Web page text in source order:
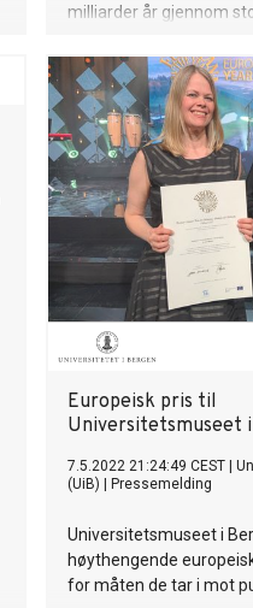
milliarder år gjennom
Steinhagen er
oppdage steinenes
sanser og bevegelse.
Europeisk pris til
Universitetsmuseet
7.5.2022 21:24:49 CEST
(UiB)
Pressemelding
Universitetsmuseet i
høythengende
for måten de tar i mot